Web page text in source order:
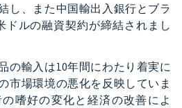
し、また中国輸出入銀行とブラ
ドルの融資契約が締結されまし
の輸入は10年間にわたり着実に
市場環境の悪化を反映していま
嗜好の変化と経済の改善によ